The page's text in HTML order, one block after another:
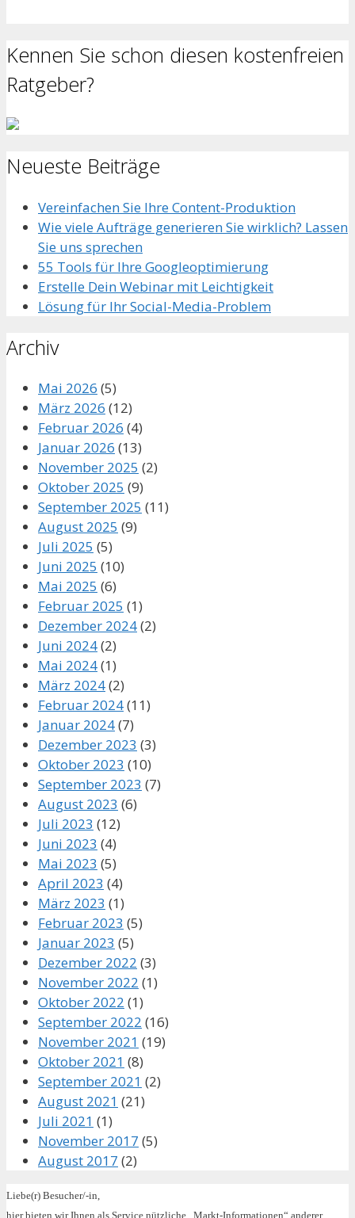
Kennen Sie schon diesen kostenfreien
Ratgeber?
Neueste Beiträge
Vereinfachen Sie Ihre Content-Produktion
Wie viele Aufträge generieren Sie wirklich? Lassen
Sie uns sprechen
55 Tools für Ihre Googleoptimierung
Erstelle Dein Webinar mit Leichtigkeit
Lösung für Ihr Social-Media-Problem
Archiv
Mai 2026 (5)
März 2026 (12)
Februar 2026 (4)
Januar 2026 (13)
November 2025 (2)
Oktober 2025 (9)
September 2025 (11)
August 2025 (9)
Juli 2025 (5)
Juni 2025 (10)
Mai 2025 (6)
Februar 2025 (1)
Dezember 2024(2)
Juni 2024(2)
Mai 2024(1)
März 2024(2)
Februar 2024(11)
Januar 2024(7)
Dezember 2023 (3)
Oktober 2023 (10)
September 2023 (7)
August 2023 (6)
Juli 2023 (12)
Juni 2023 (4)
Mai 2023 (5)
April 2023 (4)
März 2023 (1)
Februar 2023 (5)
Januar 2023 (5)
Dezember 2022 (3)
November 2022 (1)
Oktober 2022 (1)
September 2022 (16)
November 2021 (19)
Oktober 2021 (8)
September 2021 (2)
August 2021 (21)
Juli 2021 (1)
November 2017 (5)
August 2017 (2)
Liebe(r) Besucher/-in,
hier bieten wir Ihnen als Service nützliche „Markt-Informationen“ anderer